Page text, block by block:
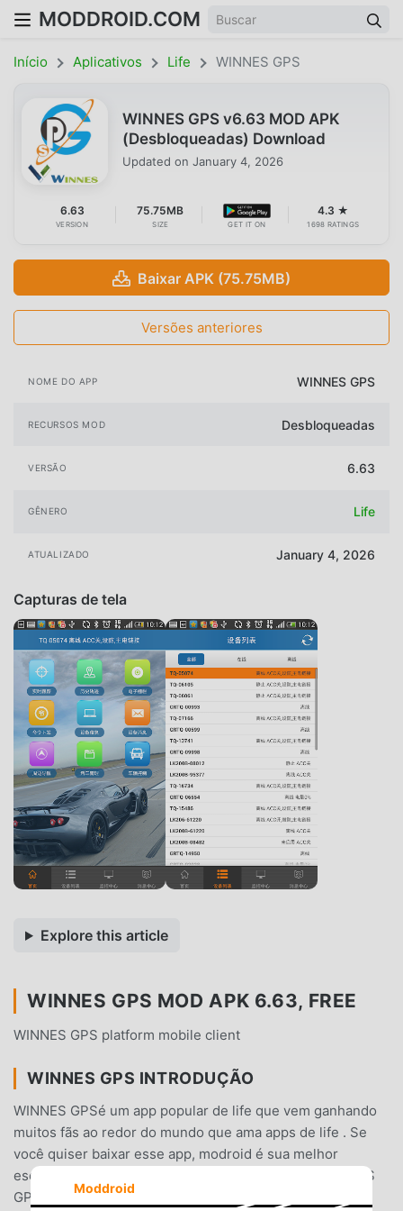
MODDROID.COM
Início Aplicativos Life WINNES GPS
WINNES GPS v6.63 MOD APK
(Desbloqueadas) Download
Updated on January 4, 2026
6.63
VERSION
75.75MB
SIZE GET IT ON
4.3 ★
1698 RATINGS
Baixar APK (75.75MB)
Versões anteriores
NOME DO APP WINNES GPS
RECURSOS MOD Desbloqueadas
VERSÃO 6.63
GÊNERO Life
ATUALIZADO January 4, 2026
Capturas de tela
Explore this article
WINNES GPS MOD APK 6.63, FREE
WINNES GPS platform mobile client
WINNES GPS INTRODUÇÃO
WINNES GPSé um app popular de life que vem ganhando
muitos fãs ao redor do mundo que ama apps de life . Se
você quiser baixar esse app, modroid é sua melhor
escolha. Além de oferecer as últimas versões doWINNES
GPS6.63gratuitamente, Modroid também oferece Free
Moddroid